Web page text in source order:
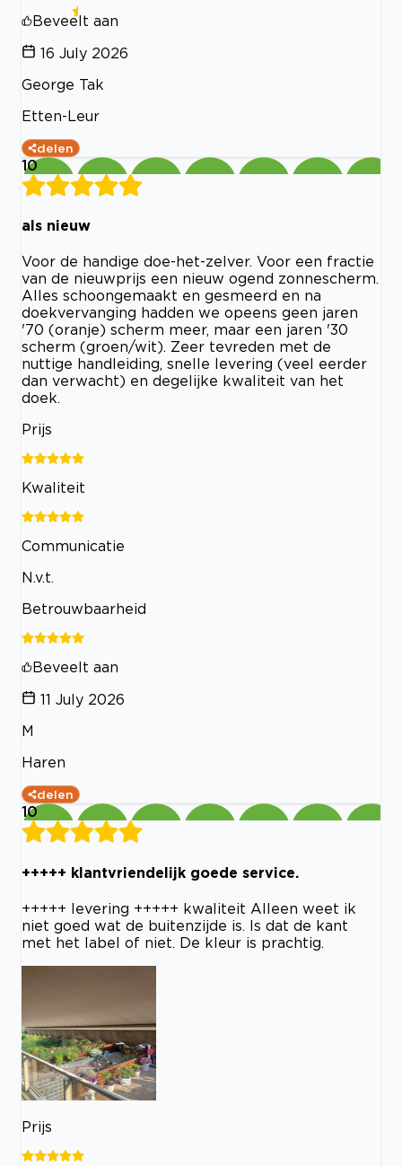
Beveelt aan
16 July 2026
George Tak
Etten-Leur
delen
10
als nieuw
Voor de handige doe-het-zelver. Voor een fractie
van de nieuwprijs een nieuw ogend zonnescherm.
Alles schoongemaakt en gesmeerd en na
doekvervanging hadden we opeens geen jaren
'70 (oranje) scherm meer, maar een jaren '30
scherm (groen/wit). Zeer tevreden met de
nuttige handleiding, snelle levering (veel eerder
dan verwacht) en degelijke kwaliteit van het
doek.
Prijs
Kwaliteit
Communicatie
N.v.t.
Betrouwbaarheid
Beveelt aan
11 July 2026
M
Haren
delen
10
+++++ klantvriendelijk goede service.
+++++ levering +++++ kwaliteit Alleen weet ik
niet goed wat de buitenzijde is. Is dat de kant
met het label of niet. De kleur is prachtig.
Prijs